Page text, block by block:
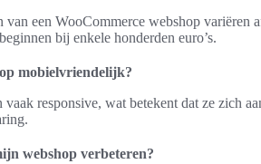
van een WooCommerce webshop variëren
bij enkele honderden euro’s.
mobielvriendelijk?
vaak responsive, wat betekent dat ze zich
webshop verbeteren?